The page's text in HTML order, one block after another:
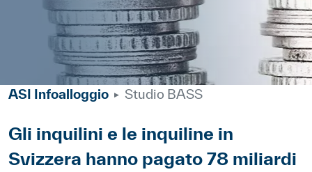
ASI Infoalloggio Studio BASS
Corpo
Gli inquilini e le inquiline in
Svizzera hanno pagato 78 miliardi